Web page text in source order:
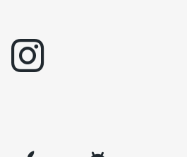
instagram